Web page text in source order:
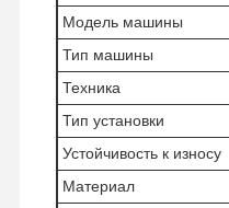
О Компании
Модель машины
Тип машины
Техника
Тип установки
Устойчивость к износу
Материал